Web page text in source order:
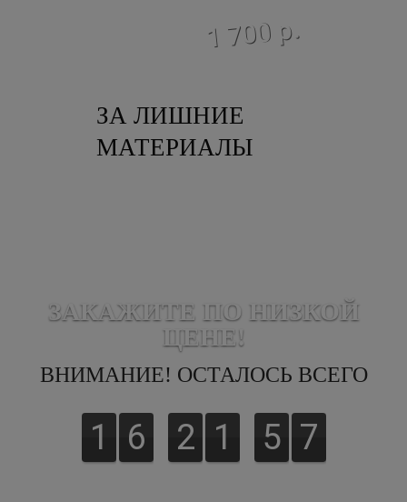
1 700 р.
ЗА ЛИШНИЕ
МАТЕРИАЛЫ
ЗАКАЖИТЕ ПО НИЗКОЙ
ЦЕНЕ!
ВНИМАНИЕ! ОСТАЛОСЬ ВСЕГО
1 6 2 1 5 6